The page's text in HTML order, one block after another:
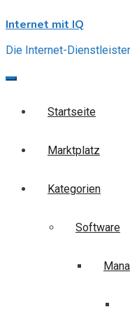
to
Internet mit IQ
Die Internet-
Startseite
Marktplatz
Kategorien
Software